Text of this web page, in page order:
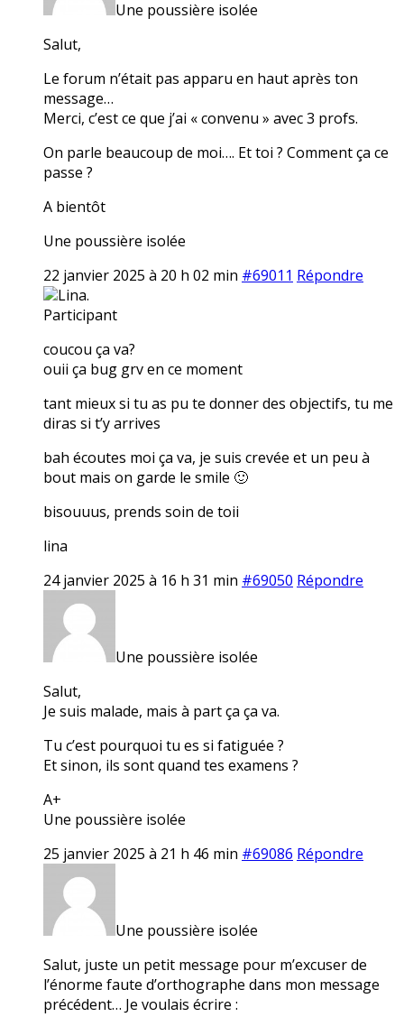
Une poussière isolée
Salut,
Le forum n’était pas apparu en haut après ton
message…
Merci, c’est ce que j’ai « convenu » avec 3 profs.
On parle beaucoup de moi…. Et toi ? Comment ça ce
passe ?
A bientôt
Une poussière isolée
22 janvier 2025 à 20 h 02 min #69011 Répondre
Lina.
Participant
coucou ça va?
ouii ça bug grv en ce moment
tant mieux si tu as pu te donner des objectifs, tu me
diras si t’y arrives
bah écoutes moi ça va, je suis crevée et un peu à
bout mais on garde le smile 🙂
bisouuus, prends soin de toii
lina
24 janvier 2025 à 16 h 31 min #69050 Répondre
Une poussière isolée
Salut,
Je suis malade, mais à part ça ça va.
Tu c’est pourquoi tu es si fatiguée ?
Et sinon, ils sont quand tes examens ?
A+
Une poussière isolée
25 janvier 2025 à 21 h 46 min #69086 Répondre
Une poussière isolée
Salut, juste un petit message pour m’excuser de
l’énorme faute d’orthographe dans mon message
précédent… Je voulais écrire :